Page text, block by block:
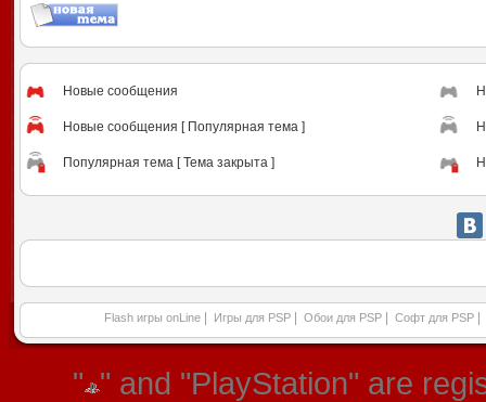
Новые сообщения
Новые сообщения [ Популярная тема ]
Популярная тема [ Тема закрыта ]
Flash игры onLine Игры для PSP Обои для PSP Софт для PSP
" " and "PlayStation" are